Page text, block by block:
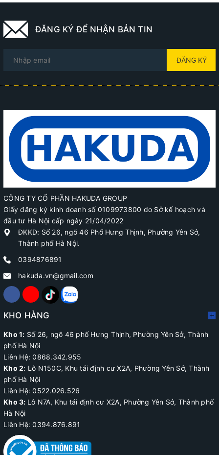
ĐĂNG KÝ ĐỂ NHẬN BẢN TIN
ĐĂNG KÝ
CÔNG TY CỔ PHẦN HAKUDA GROUP
Giấy đăng ký kinh doanh số 0109973800 do Sở kế hoạch và
đầu tư Hà Nội cấp ngày 21/04/2022
ĐKKD: Số 26, ngõ 46 Phố Hưng Thịnh, Phường Yên Sở,
Thành phố Hà Nội.
0394876891
hakuda.vn@gmail.com
KHO HÀNG
Kho 1: Số 26, ngõ 46 phố Hưng Thịnh, Phường Yên Sở, Thành
phố Hà Nội
Liên Hệ: 0868.342.955
Kho 2: Lô N150C, Khu tái định cư X2A, Phường Yên Sở, Thành
phố Hà Nội
Liên Hệ:0522.026.526
Kho 3: Lô N7A, Khu tái định cư X2A, Phường Yên Sở, Thành phố
Hà Nội
Liên Hệ: 0394.876.891